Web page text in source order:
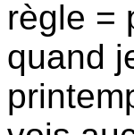
règle =
quand